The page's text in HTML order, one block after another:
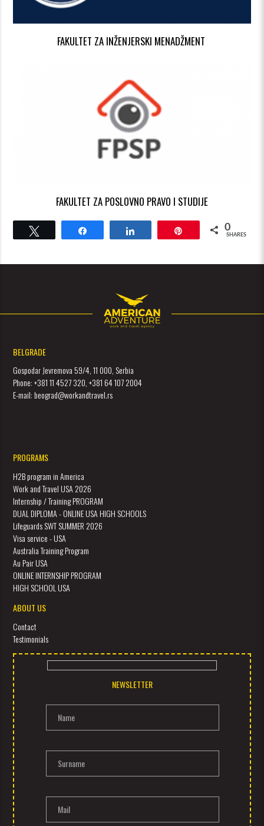
FAKULTET ZA INŽENJERSKI MENADŽMENT
FAKULTET ZA POSLOVNO PRAVO I STUDIJE
0
SHARES
BELGRADE
Gospodar Jevremova 59/4, 11 000, Serbia
Phone: +381 11 4527 320, +381 64 107 2004
E-mail: beograd@workandtravel.rs
PROGRAMS
H2B program in America
Work and Travel USA 2026
Internship / Training PROGRAM
DUAL DIPLOMA - ONLINE USA HIGH SCHOOLS
Lifeguards SWT SUMMER 2026
Visa service - USA
Australia Training Program
Au Pair USA
ONLINE INTERNSHIP PROGRAM
HIGH SCHOOL USA
ABOUT US
Contact
Testimonials
NEWSLETTER
Name
Surname
Mail